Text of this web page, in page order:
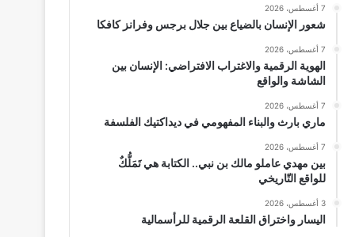
7 أغسطس، 2026
شعور الإنسان بالضياع بين جلال برجس وفرانز كافكا
7 أغسطس، 2026
الهوية الرقمية والاغتراب الافتراضي: الإنسان بين
الشاشة والواقع
7 أغسطس، 2026
ماري بارث والبناء المفهومي في ديداكتيك الفلسفة
7 أغسطس، 2026
بين مهدي عاملو مالك بن نبي.. الكتابة هي تَمَلُّكٌ
للواقع التّاريخي
3 أغسطس، 2026
اليسار واختراق القلعة الرقمية للرأسمالية